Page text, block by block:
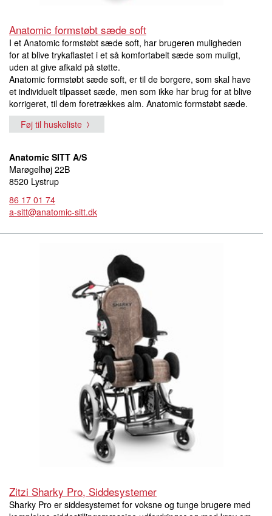
Anatomic formstøbt sæde soft
I et Anatomic formstøbt sæde soft, har brugeren muligheden
for at blive trykaflastet i et så komfortabelt sæde som muligt,
uden at give afkald på støtte.
Anatomic formstøbt sæde soft, er til de borgere, som skal have
et individuelt tilpasset sæde, men som ikke har brug for at blive
korrigeret, til dem foretrækkes alm. Anatomic formstøbt sæde.
Føj til huskeliste
Anatomic SITT A/S
Marøgelhøj 22B
8520 Lystrup
86 17 01 74
a-sitt@anatomic-sitt.dk
Zitzi Sharky Pro, Siddesystemer
Sharky Pro er siddesystemet for voksne og tunge brugere med